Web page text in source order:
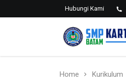
Hubungi Kami
Home Kurikulum